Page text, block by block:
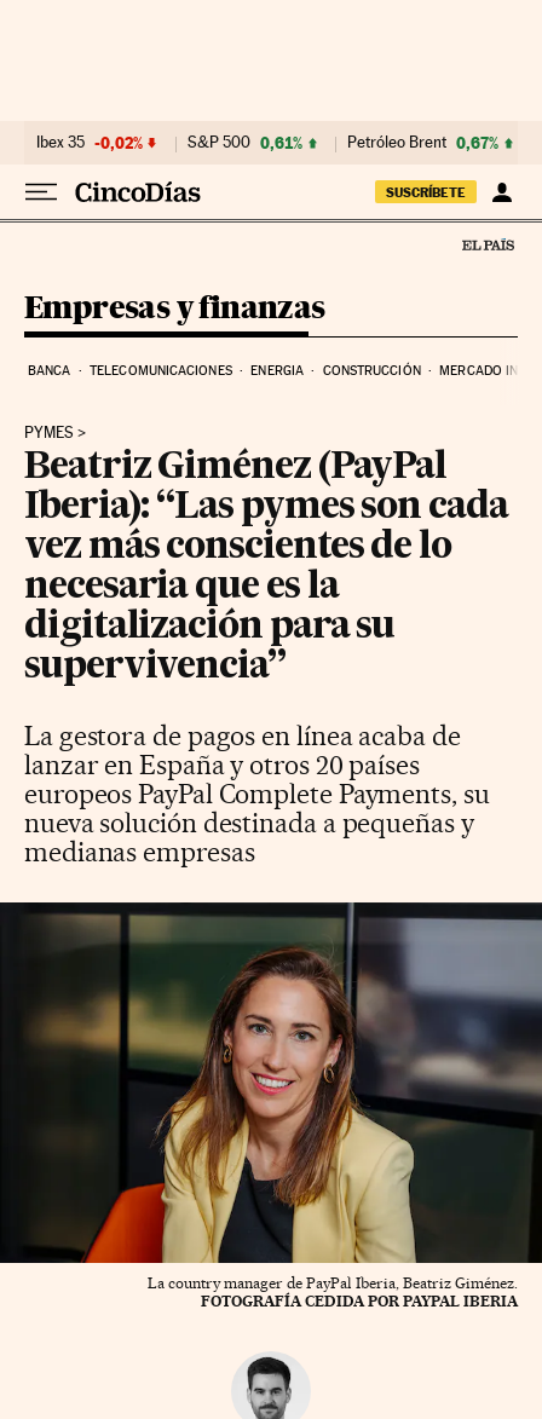
Ibex 35 -0,02% S&P 500 0,61% Petróleo Brent 0,67%
SUSCRÍBETE
Empresas y finanzas
BANCA TELECOMUNICACIONES ENERGIA CONSTRUCCIÓN MERCADO
PYMES
Beatriz Giménez (PayPal
Iberia): “Las pymes son cada
vez más conscientes de lo
necesaria que es la
digitalización para su
supervivencia”
La gestora de pagos en línea acaba de
lanzar en España y otros 20 países
europeos PayPal Complete Payments, su
nueva solución destinada a pequeñas y
medianas empresas
La country manager de PayPal Iberia, Beatriz Giménez.
FOTOGRAFÍA CEDIDA POR PAYPAL IBERIA